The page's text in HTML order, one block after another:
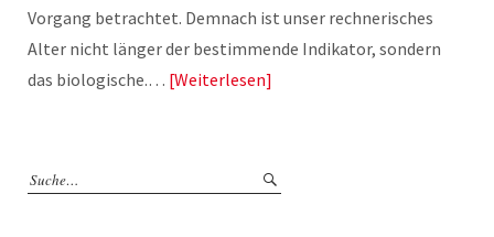
Vorgang betrachtet. Demnach ist unser rechnerisches
Alter nicht länger der bestimmende Indikator, sondern
das biologische.… Weiterlesen